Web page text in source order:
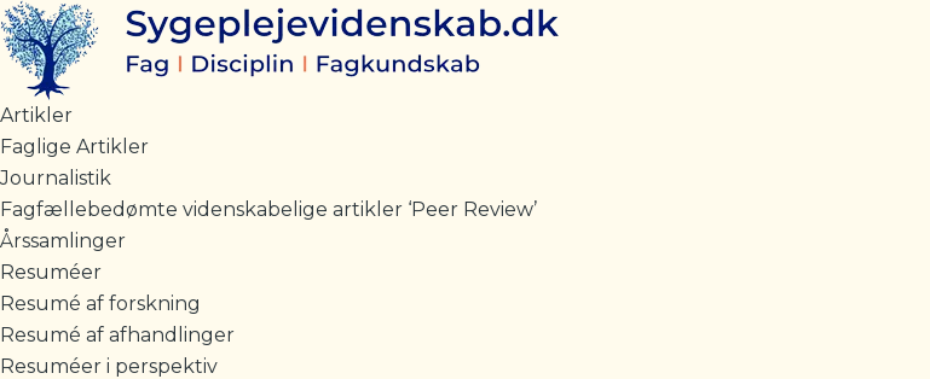
Gå
til
indholdet
Artikler
Faglige Artikler
Journalistik
Fagfællebedømte videnskabelige artikler ‘Peer Review’
Årssamlinger
Resuméer
Resumé af forskning
Resumé af afhandlinger
Resuméer i perspektiv